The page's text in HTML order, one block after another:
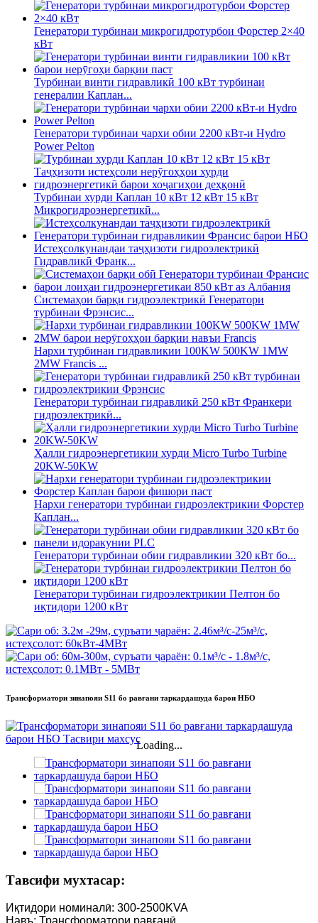
Генератори турбинаи микрогидротурбои Форстер 2×40
кВт
Турбинаи винти гидравликӣ 100 кВт турбинаи
генералии Каплан...
Генератори турбинаи чархи обии 2200 кВт-и Hydro
Power Pelton
Турбинаи хурди Каплан 10 кВт 12 кВт 15 кВт
Микрогидроэнергетикӣ...
Истеҳсолкунандаи таҷҳизоти гидроэлектрикӣ
Гидравликӣ Франк...
Системаҳои барқи гидроэлектрикӣ Генератори
турбинаи Фрэнсис...
Нархи турбинаи гидравликии 100KW 500KW 1MW
2MW Francis ...
Генератори турбинаи гидравликӣ 250 кВт Франкери
гидроэлектрикӣ...
Ҳалли гидроэнергетикии хурди Micro Turbo Turbine
20KW-50KW
Нархи генератори турбинаи гидроэлектрикии Форстер
Каплан...
Генератори турбинаи обии гидравликии 320 кВт бо...
Генератори турбинаи гидроэлектрикии Пелтон бо
иқтидори 1200 кВт
Трансформатори зинапояи S11 бо равғани таркардашуда барои НБО
Loading...
Тавсифи мухтасар:
Иқтидори номиналӣ: 300-2500KVA
Навъ: Трансформатори равғанӣ